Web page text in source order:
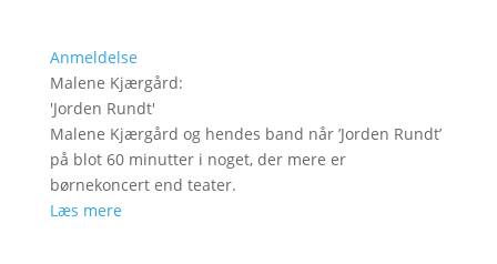
Anmeldelse
Malene Kjærgård:
'Jorden Rundt'
Malene Kjærgård og hendes band når ’Jorden Rundt’
på blot 60 minutter i noget, der mere er
børnekoncert end teater.
Læs mere